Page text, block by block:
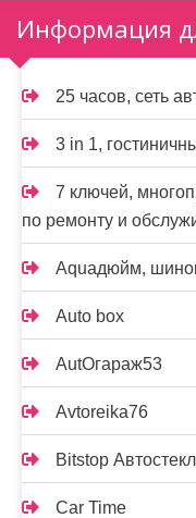
Информация
25 часов, сеть
3 in 1,
7 ключей,
по ремонту и
Aquaдюйм,
Auto box
AutOгараж53
Avtoreika76
Bitstop
Car Time